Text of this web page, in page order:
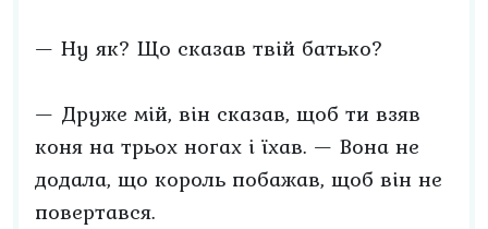
— Ну як? Що сказав твій батько?
— Друже мій, він сказав, щоб ти взяв
коня на трьох ногах і їхав. — Вона не
додала, що король побажав, щоб він не
повертався.